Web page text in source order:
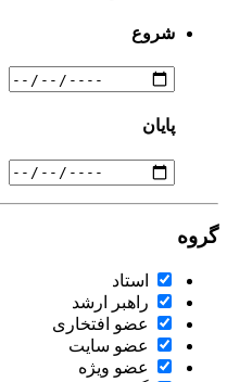
شروع
پایان
گروه
استاد
راهبر ارشد
عضو افتخاری
عضو سایت
عضو ویژه